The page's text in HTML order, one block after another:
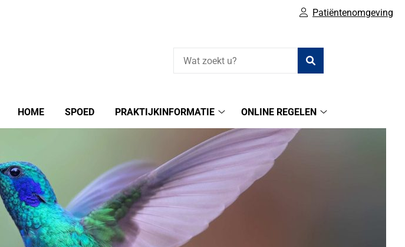
Patiëntenomgeving
HOME SPOED
PRAKTIJKINFORMATIE
submenu
ONLINE REGELEN